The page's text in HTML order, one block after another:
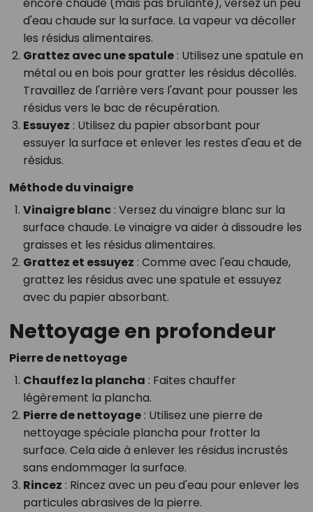
encore chaude (mais pas brûlante), versez un peu
d'eau chaude sur la surface. La vapeur va décoller
les résidus alimentaires.
Grattez avec une spatule: Utilisez une spatule en
métal ou en bois pour gratter les résidus décollés.
Travaillez de l'arrière vers l'avant pour pousser les
résidus vers le bac de récupération.
Essuyez : Utilisez du papier absorbant pour
essuyer la surface et enlever les restes d'eau et de
résidus.
Méthode du vinaigre
Vinaigre blanc: Versez du vinaigre blanc sur la
surface chaude. Le vinaigre va aider à dissoudre les
graisses et les résidus alimentaires.
Grattez et essuyez : Comme avec l'eau chaude,
grattez les résidus avec une spatule et essuyez
avec du papier absorbant.
Nettoyage en profondeur
Pierre de nettoyage
Chauffez la plancha : Faites chauffer
légèrement la plancha.
Pierre de nettoyage: Utilisez une pierre de
nettoyage spéciale plancha pour frotter la
surface. Cela aide à enlever les résidus incrustés
sans endommager la surface.
Rincez : Rincez avec un peu d'eau pour enlever les
particules abrasives de la pierre.